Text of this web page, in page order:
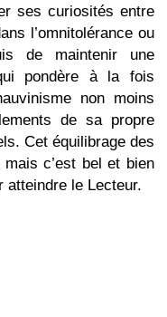
ses curiosités entre
l’omnitolérance ou
de maintenir une
pondère à la fois
non moins
de sa propre
Cet équilibrage des
c’est bel et bien
atteindre le Lecteur.